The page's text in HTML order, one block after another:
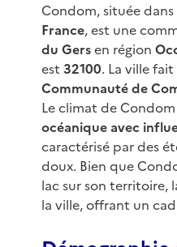
Condom, située dans
France, est une
du Gersen région
est 32100. La ville
Communauté de
Le climat de
océanique avec
caractérisé par des
doux. Bien que
lac sur son territoire,
la ville, offrant un